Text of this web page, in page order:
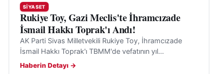
SIYASET
Rukiye Toy, Gazi Meclis'te İhramcızade
İsmail Hakkı Toprak'ı Andı!
AK Parti Sivas Milletvekili Rukiye Toy, İhramcızade
İsmail Hakkı Toprak'ı TBMM'de vefatının yıl
dönümünde andı ve Sivas'a olan katkılarını vurguladı.
Haberin Detayı →